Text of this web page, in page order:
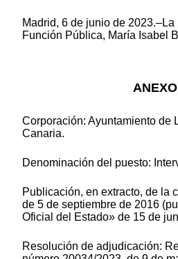
Madrid, 6 de junio de
Función Pública, María Isabel
ANEXO
Corporación: Ayuntamiento de
Canaria.
Denominación del puesto:
Publicación, en extracto, de la
de 5 de septiembre de 2016
Oficial del Estado» de 15 de
Resolución de adjudicación: